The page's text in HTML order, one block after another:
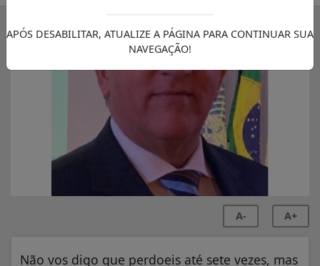
A- A+
Não vos digo que perdoeis até sete vezes, mas
APÓS DESABILITAR, ATUALIZE A PÁGINA PARA CONTINUAR SUA
NAVEGAÇÃO!